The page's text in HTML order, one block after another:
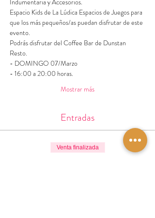
Indumentaria y Accesorios.
Espacio Kids de La Lúdica Espacios de Juegos para
que los más pequeños/as puedan disfrutar de este
evento.
Podrás disfrutar del Coffee Bar de Dunstan
Resto.
- DOMINGO 07/Marzo
- 16:00 a 20:00 horas.
Mostrar más
Entradas
Venta finalizada